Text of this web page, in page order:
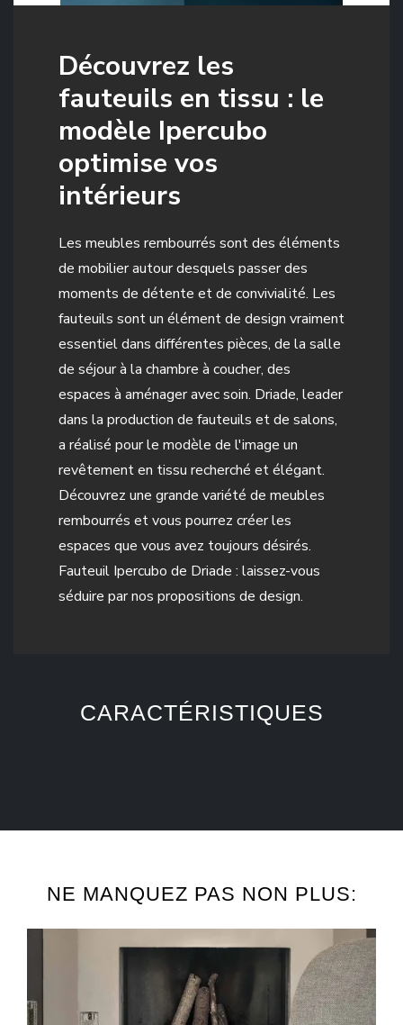
Découvrez les
fauteuils en tissu : le
modèle Ipercubo
optimise vos
intérieurs
Les meubles rembourrés sont des éléments
de mobilier autour desquels passer des
moments de détente et de convivialité. Les
fauteuils sont un élément de design vraiment
essentiel dans différentes pièces, de la salle
de séjour à la chambre à coucher, des
espaces à aménager avec soin. Driade, leader
dans la production de fauteuils et de salons,
a réalisé pour le modèle de l'image un
revêtement en tissu recherché et élégant.
Découvrez une grande variété de meubles
rembourrés et vous pourrez créer les
espaces que vous avez toujours désirés.
Fauteuil Ipercubo de Driade : laissez-vous
séduire par nos propositions de design.
CARACTÉRISTIQUES
NE MANQUEZ PAS NON PLUS: